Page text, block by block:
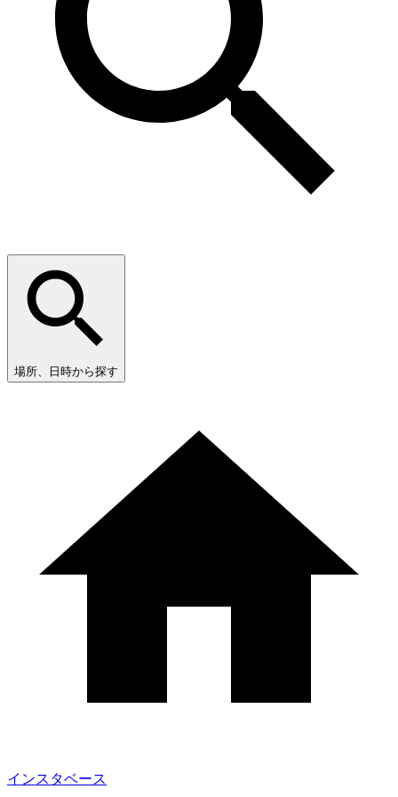
場所、日時から探す
インスタベース